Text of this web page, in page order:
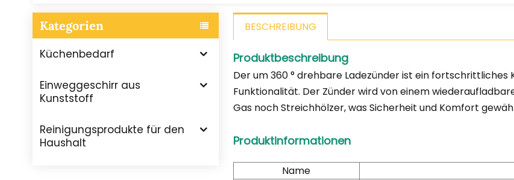
Kategorien
Küchenbedarf
Einweggeschirr aus
Kunststoff
Reinigungsprodukte für den
Haushalt
BESCHREIBUNG
Produktbeschreibung
Der um 360 ° drehbare Ladezünder ist ein
Funktionalität. Der Zünder wird von einem
Gas noch Streichhölzer, was Sicherheit und Komfort
Produktinformationen
Name